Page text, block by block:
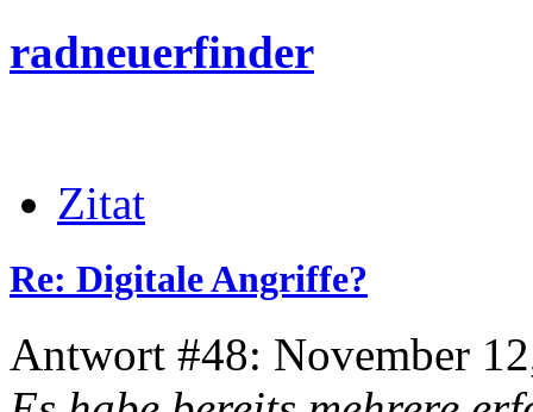
radneuerfinder
Zitat
Re: Digitale Angriffe?
Antwort #48: November